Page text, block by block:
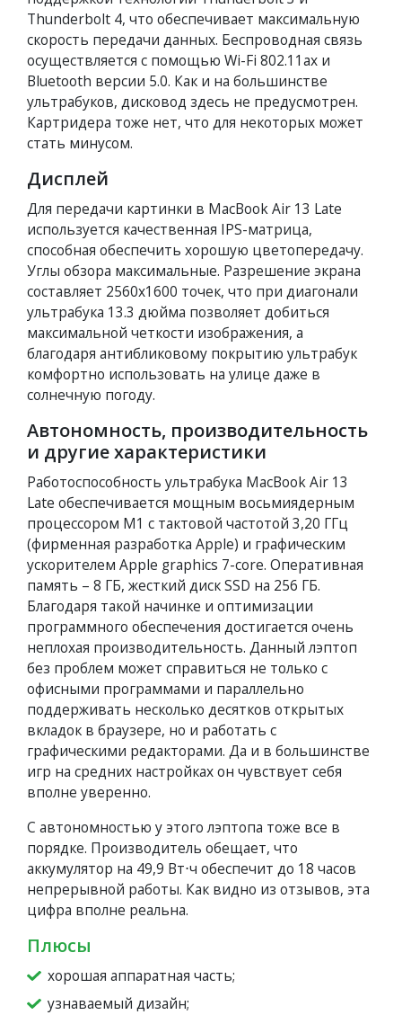
Thunderbolt 4, что обеспечивает максимальную
скорость передачи данных. Беспроводная связь
осуществляется с помощью Wi-Fi 802.11ax и
Bluetooth версии 5.0. Как и на большинстве
ультрабуков, дисковод здесь не предусмотрен.
Картридера тоже нет, что для некоторых может
стать минусом.
Дисплей
Для передачи картинки в MacBook Air 13 Late
используется качественная IPS-матрица,
способная обеспечить хорошую цветопередачу.
Углы обзора максимальные. Разрешение экрана
составляет 2560х1600 точек, что при диагонали
ультрабука 13.3 дюйма позволяет добиться
максимальной четкости изображения, а
благодаря антибликовому покрытию ультрабук
комфортно использовать на улице даже в
солнечную погоду.
Автономность, производительность
и другие характеристики
Работоспособность ультрабука MacBook Air 13
Late обеспечивается мощным восьмиядерным
процессором М1 с тактовой частотой 3,20 ГГц
(фирменная разработка Apple) и графическим
ускорителем Apple graphics 7-core. Оперативная
память – 8 ГБ, жесткий диск SSD на 256 ГБ.
Благодаря такой начинке и оптимизации
программного обеспечения достигается очень
неплохая производительность. Данный лэптоп
без проблем может справиться не только с
офисными программами и параллельно
поддерживать несколько десятков открытых
вкладок в браузере, но и работать с
графическими редакторами. Да и в большинстве
игр на средних настройках он чувствует себя
вполне уверенно.
С автономностью у этого лэптопа тоже все в
порядке. Производитель обещает, что
аккумулятор на 49,9 Вт⋅ч обеспечит до 18 часов
непрерывной работы. Как видно из отзывов, эта
цифра вполне реальна.
Плюсы
хорошая аппаратная часть;
узнаваемый дизайн;